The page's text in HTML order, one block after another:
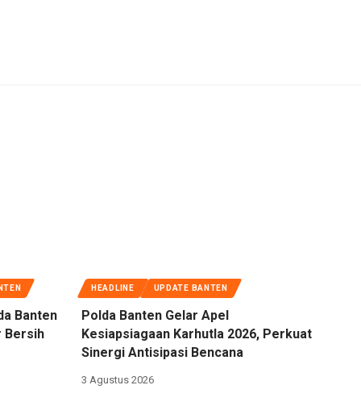
Banten
Bersih
HEADLINE UPDATE BANTEN
Polda Banten Gelar Apel
Kesiapsiagaan Karhutla 2026, Perkuat
Sinergi Antisipasi Bencana
3 Agustus 2026